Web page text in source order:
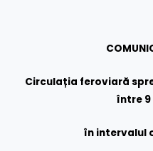
Circulația feroviară
între 9
în intervalul